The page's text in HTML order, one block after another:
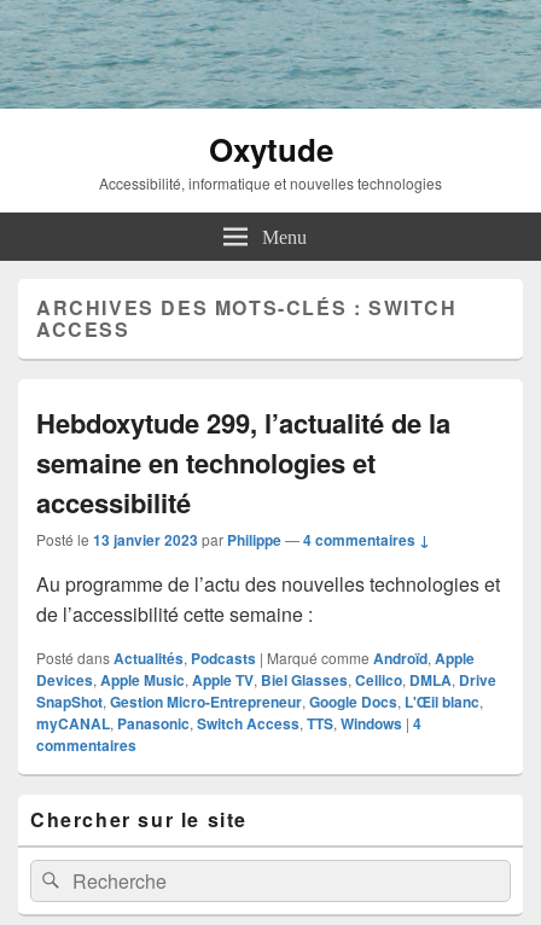
Oxytude
Accessibilité, informatique et nouvelles technologies
Menu
ARCHIVES DES MOTS-CLÉS :SWITCH
ACCESS
Hebdoxytude 299, l’actualité de la
semaine en technologies et
accessibilité
Posté le 13 janvier 2023par Philippe—4 commentaires ↓
Au programme de l’actu des nouvelles technologies et
de l’accessibilité cette semaine :
Posté dansActualités, Podcasts | Marqué comme Androïd, Apple
Devices, Apple Music, Apple TV, Biel Glasses, Cellico, DMLA, Drive
SnapShot, Gestion Micro-Entrepreneur, Google Docs, L'Œil blanc,
myCANAL, Panasonic, Switch Access, TTS, Windows | 4
commentaires
principale
de
widget
pour
la
Chercher sur le site
Recherche :Rechercher